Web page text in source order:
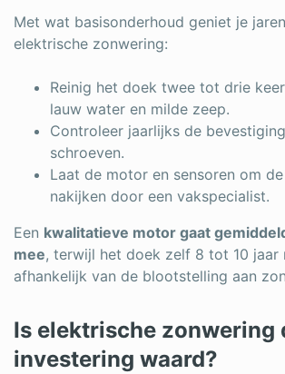
Met wat basisonderhoud geniet je
elektrische zonwering:
Reinig het doek twee tot drie
lauw water en milde zeep.
Controleer jaarlijks de
schroeven.
Laat de motor en sensoren om
nakijken door een vakspecialist.
Een kwalitatieve motor gaat
mee, terwijl het doek zelf 8 tot 10 jaar
afhankelijk van de blootstelling aan
Is elektrische zonwering
investering waard?